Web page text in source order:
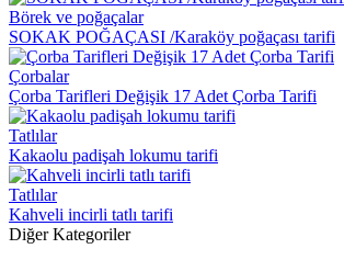
Börek ve poğaçalar
SOKAK POĞAÇASI /Karaköy poğaçası tarifi
Çorbalar
Çorba Tarifleri Değişik 17 Adet Çorba Tarifi
Tatlılar
Kakaolu padişah lokumu tarifi
Tatlılar
Kahveli incirli tatlı tarifi
Diğer Kategoriler